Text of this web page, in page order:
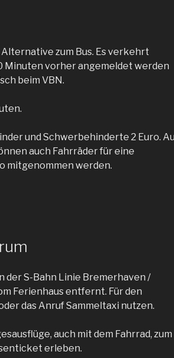
zum Bus. Es verkehrt
Minuten vorher angemeldet werden
beim VBN.
und Schwerbehinderte 2 Euro.
auch Fahrräder für eine
mitgenommen werden.
der S-Bahn Linie Bremerhaven /
Ferienhaus entfernt. Für den
das Anruf Sammeltaxi nutzen.
auch mit dem Fahrrad, zum
erleben.